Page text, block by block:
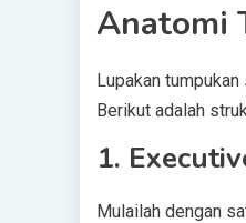
Anatomi
Lupakan tumpukan
Berikut adalah
1.
Mulailah dengan